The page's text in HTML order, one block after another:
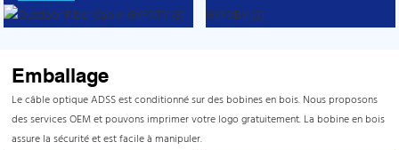
Emballage
Le câble optique ADSS est conditionné sur des bobines en bois. Nous proposons
des services OEM et pouvons imprimer votre logo gratuitement. La bobine en bois
assure la sécurité et est facile à manipuler.